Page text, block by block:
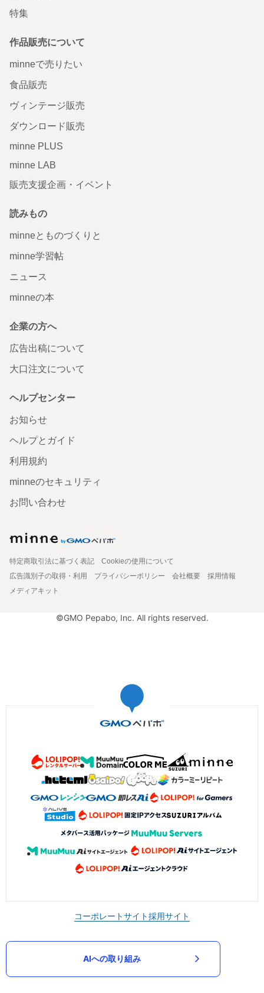
特集
作品販売について
minneで売りたい
食品販売
ヴィンテージ販売
ダウンロード販売
minne PLUS
minne LAB
販売支援企画・イベント
読みもの
minneとものづくりと
minne学習帖
ニュース
minneの本
企業の方へ
広告出稿について
大口注文について
ヘルプセンター
お知らせ
ヘルプとガイド
利用規約
minneのセキュリティ
お問い合わせ
特定商取引法に基づく表記
Cookieの使用について
広告識別子の取得・利用
プライバシーポリシー 会社概要
採用情報
メディアキット
©GMO Pepabo, Inc. All rights reserved.
コーポレートサイト採用サイト
AIへの取り組み